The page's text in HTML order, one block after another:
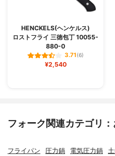
HENCKELS(ヘンケルス)
ロストフライ 三徳包丁 10055-
880-0
3.71(6)
¥2,540
フォーク関連カテゴリ
フライパン 圧力鍋 電気圧力鍋